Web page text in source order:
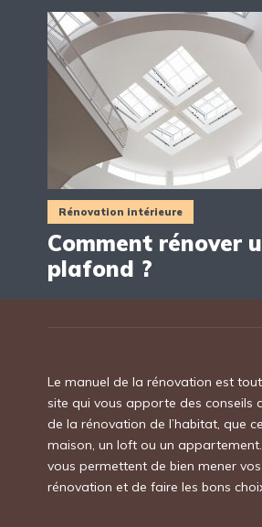
Rénovation intérieure
Comment rénover
plafond ?
Le manuel de la rénovation est
site qui vous apporte des conseils
de la rénovation de l’habitat, que
maison, un loft ou un
vous permettent de bien mener
rénovation et de faire les bons